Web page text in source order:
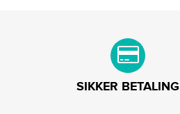
SIKKER BETALING